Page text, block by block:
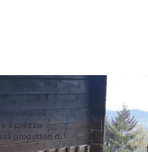
il prezzo
produttori di